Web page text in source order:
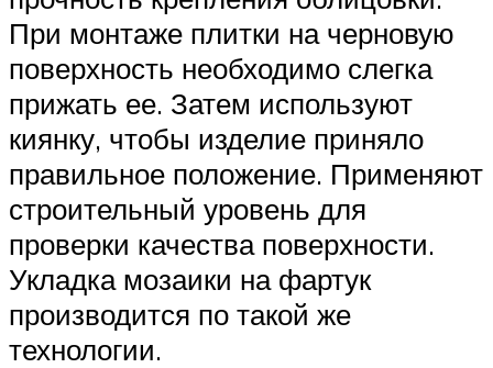
При монтаже плитки на черновую
поверхность необходимо слегка
прижать ее. Затем используют
киянку, чтобы изделие приняло
правильное положение. Применяют
строительный уровень для
проверки качества поверхности.
Укладка мозаики на фартук
производится по такой же
технологии.